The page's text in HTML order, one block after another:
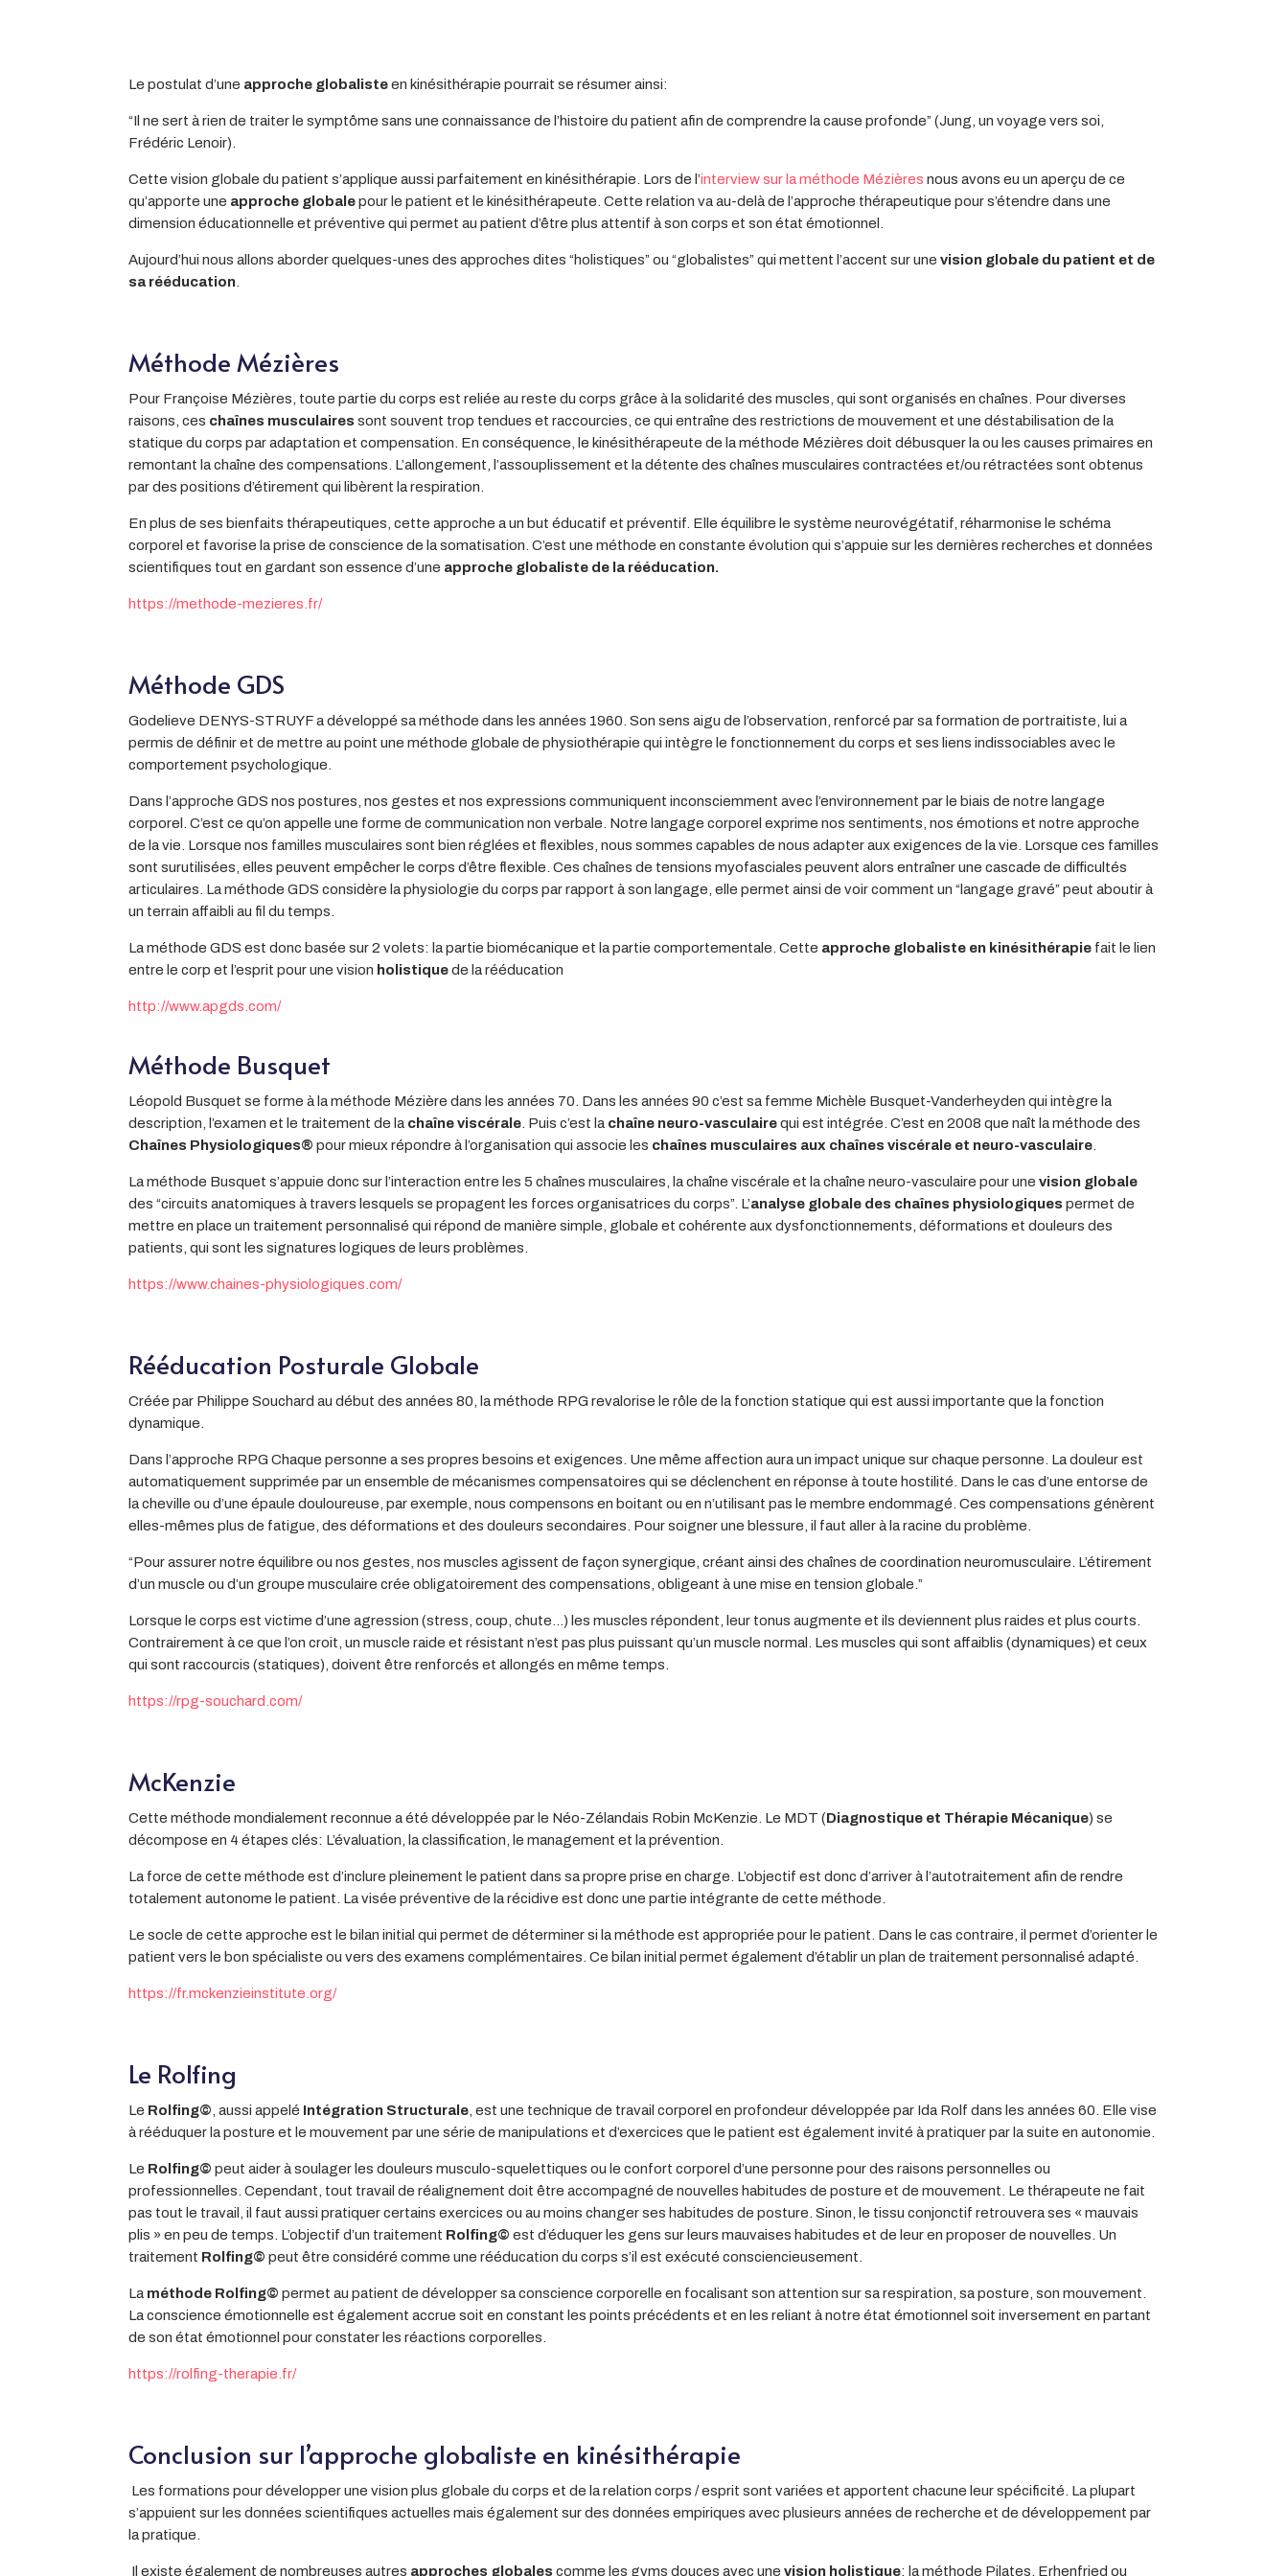
Le postulat d’une approche globalisteen kinésithérapie pourrait se résumer ainsi:
“Il ne sert à rien de traiter le symptôme sans une connaissance de l’histoire du patient afin de comprendre la cause profonde” (Jung, un voyage vers soi,
Frédéric Lenoir).
Cette vision globale du patient s’applique aussi parfaitement en kinésithérapie. Lors de l’interview sur la méthode Mézières nous avons eu un aperçu de ce
qu’apporte une approche globalepour le patient et le kinésithérapeute. Cette relation va au-delà de l’approche thérapeutique pour s’étendre dans une
dimension éducationnelle et préventive qui permet au patient d’être plus attentif à son corps et son état émotionnel.
Aujourd’hui nous allons aborder quelques-unes des approches dites “holistiques” ou “globalistes” qui mettent l’accent sur unevision globale du patient et de
sa rééducation
Méthode Mézières
Pour Françoise Mézières, toute partie du corps est reliée au reste du corps grâce à la solidarité des muscles, qui sont organisés en chaînes. Pour diverses
raisons, ces chaînes musculaires sont souvent trop tendues et raccourcies, ce qui entraîne des restrictions de mouvement et une déstabilisation de la
statique du corps par adaptation et compensation. En conséquence, le kinésithérapeute de la méthode Mézières doit débusquer la ou les causes primaires en
remontant la chaîne des compensations. L’allongement, l’assouplissement et la détente des chaînes musculaires contractées et/ou rétractées sont obtenus
par des positions d’étirement qui libèrent la respiration.
En plus de ses bienfaits thérapeutiques, cette approche a un but éducatif et préventif. Elle équilibre le système neurovégétatif, réharmonise le schéma
corporel et favorise la prise de conscience de la somatisation. C’est une méthode en constante évolution qui s’appuie sur les dernières recherches et données
scientifiques tout en gardant son essence d’une approche globaliste de la rééducation.
https://methode-mezieres.fr/
Méthode GDS
Godelieve DENYS-STRUYF a développé sa méthode dans les années 1960. Son sens aigu de l’observation, renforcé par sa formation de portraitiste, lui a
permis de définir et de mettre au point une méthode globale de physiothérapie qui intègre le fonctionnement du corps et ses liens indissociables avec le
comportement psychologique.
Dans l’approche GDS nos postures, nos gestes et nos expressions communiquent inconsciemment avec l’environnement par le biais de notre langage
corporel. C’est ce qu’on appelle une forme de communication non verbale. Notre langage corporel exprime nos sentiments, nos émotions et notre approche
de la vie. Lorsque nos familles musculaires sont bien réglées et flexibles, nous sommes capables de nous adapter aux exigences de la vie. Lorsque ces familles
sont surutilisées, elles peuvent empêcher le corps d’être flexible. Ces chaînes de tensions myofasciales peuvent alors entraîner une cascade de difficultés
articulaires. La méthode GDS considère la physiologie du corps par rapport à son langage, elle permet ainsi de voir comment un “langage gravé” peut aboutir à
un terrain affaibli au fil du temps.
La méthode GDS est donc basée sur 2 volets: la partie biomécanique et la partie comportementale. Cette approche globaliste en kinésithérapie fait le lien
entre le corp et l’esprit pour une vision holistiquede la rééducation
http://www.apgds.com/
Méthode Busquet
Léopold Busquet se forme à la méthode Mézière dans les années 70. Dans les années 90 c’est sa femme Michèle Busquet-Vanderheyden qui intègre la
description, l’examen et le traitement de la chaîne viscérale . Puis c’est la chaîne neuro-vasculairequi est intégrée. C’est en 2008 que naît la méthode des
Chaînes Physiologiques® pour mieux répondre à l’organisation qui associe les chaînes musculaires aux chaînes viscérale et neuro-vasculaire
La méthode Busquet s’appuie donc sur l’interaction entre les 5 chaînes musculaires, la chaîne viscérale et la chaîne neuro-vasculaire pour unevision globale
des “circuits anatomiques à travers lesquels se propagent les forces organisatrices du corps”. L’analyse globale des chaînes physiologiques permet de
mettre en place un traitement personnalisé qui répond de manière simple, globale et cohérente aux dysfonctionnements, déformations et douleurs des
patients, qui sont les signatures logiques de leurs problèmes.
https://www.chaines-physiologiques.com/
Rééducation Posturale Globale
Créée par Philippe Souchard au début des années 80, la méthode RPG revalorise le rôle de la fonction statique qui est aussi importante que la fonction
dynamique.
Dans l’approche RPG Chaque personne a ses propres besoins et exigences. Une même affection aura un impact unique sur chaque personne. La douleur est
automatiquement supprimée par un ensemble de mécanismes compensatoires qui se déclenchent en réponse à toute hostilité. Dans le cas d’une entorse de
la cheville ou d’une épaule douloureuse, par exemple, nous compensons en boitant ou en n’utilisant pas le membre endommagé. Ces compensations génèrent
elles-mêmes plus de fatigue, des déformations et des douleurs secondaires. Pour soigner une blessure, il faut aller à la racine du problème.
“Pour assurer notre équilibre ou nos gestes, nos muscles agissent de façon synergique, créant ainsi des chaînes de coordination neuromusculaire. L’étirement
d’un muscle ou d’un groupe musculaire crée obligatoirement des compensations, obligeant à une mise en tension globale.”
Lorsque le corps est victime d’une agression (stress, coup, chute…) les muscles répondent, leur tonus augmente et ils deviennent plus raides et plus courts.
Contrairement à ce que l’on croit, un muscle raide et résistant n’est pas plus puissant qu’un muscle normal. Les muscles qui sont affaiblis (dynamiques) et ceux
qui sont raccourcis (statiques), doivent être renforcés et allongés en même temps.
https://rpg-souchard.com/
McKenzie
Cette méthode mondialement reconnue a été développée par le Néo-Zélandais Robin McKenzie. Le MDT (Diagnostique et Thérapie Mécanique) se
décompose en 4 étapes clés: L’évaluation, la classification, le management et la prévention.
La force de cette méthode est d’inclure pleinement le patient dans sa propre prise en charge. L’objectif est donc d’arriver à l’autotraitement afin de rendre
totalement autonome le patient. La visée préventive de la récidive est donc une partie intégrante de cette méthode.
Le socle de cette approche est le bilan initial qui permet de déterminer si la méthode est appropriée pour le patient. Dans le cas contraire, il permet d’orienter le
patient vers le bon spécialiste ou vers des examens complémentaires. Ce bilan initial permet également d’établir un plan de traitement personnalisé adapté.
https://fr.mckenzieinstitute.org/
Le Rolfing
Le Rolfing© , aussi appelé Intégration Structurale , est une technique de travail corporel en profondeur développée par Ida Rolf dans les années 60. Elle vise
à rééduquer la posture et le mouvement par une série de manipulations et d’exercices que le patient est également invité à pratiquer par la suite en autonomie.
Le Rolfing© peut aider à soulager les douleurs musculo-squelettiques ou le confort corporel d’une personne pour des raisons personnelles ou
professionnelles. Cependant, tout travail de réalignement doit être accompagné de nouvelles habitudes de posture et de mouvement. Le thérapeute ne fait
pas tout le travail, il faut aussi pratiquer certains exercices ou au moins changer ses habitudes de posture. Sinon, le tissu conjonctif retrouvera ses « mauvais
plis » en peu de temps. L’objectif d’un traitement Rolfing© est d’éduquer les gens sur leurs mauvaises habitudes et de leur en proposer de nouvelles. Un
traitement Rolfing© peut être considéré comme une rééducation du corps s’il est exécuté consciencieusement.
La méthode Rolfing© permet au patient de développer sa conscience corporelle en focalisant son attention sur sa respiration, sa posture, son mouvement.
La conscience émotionnelle est également accrue soit en constant les points précédents et en les reliant à notre état émotionnel soit inversement en partant
de son état émotionnel pour constater les réactions corporelles.
https://rolfing-therapie.fr/
Conclusion sur l’approche globaliste en kinésithérapie
Les formations pour développer une vision plus globale du corps et de la relation corps / esprit sont variées et apportent chacune leur spécificité. La plupart
s’appuient sur les données scientifiques actuelles mais également sur des données empiriques avec plusieurs années de recherche et de développement par
la pratique.
Il existe également de nombreuses autres approches globales comme les gyms douces avec unevision holistique: la méthode Pilates, Erhenfried ou